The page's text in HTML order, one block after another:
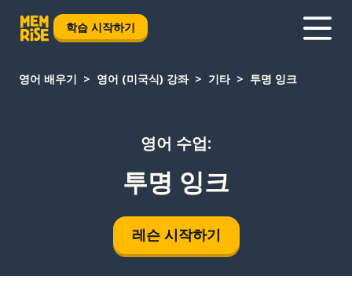
학습 시작하기
영어 배우기 영어 (미국식) 강좌 기타 투명 잉크
영어 수업:
투명 잉크
레슨 시작하기